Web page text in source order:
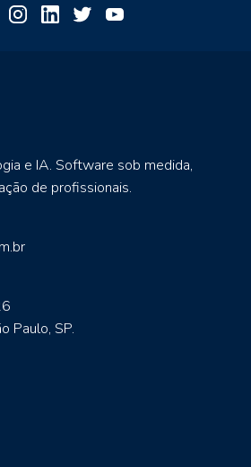
e IA. Software sob medida,
de profissionais.
Paulo, SP.